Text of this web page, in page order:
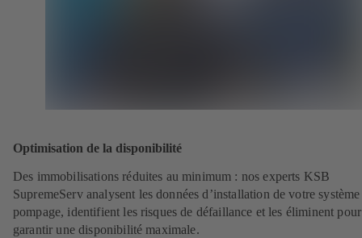
Optimisation de la disponibilité
Des immobilisations réduites au minimum : nos experts KSB
SupremeServ analysent les données d’installation de votre
pompage, identifient les risques de défaillance et les éliminent pour
garantir une disponibilité maximale.